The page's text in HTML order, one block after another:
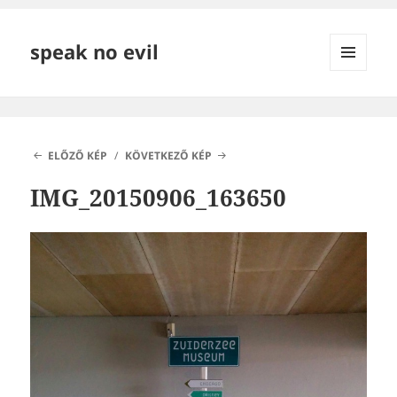
speak no evil
ELŐZŐ KÉP KÖVETKEZŐ KÉP
IMG_20150906_163650